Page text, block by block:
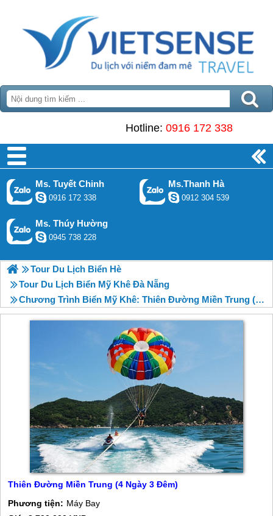
Hotline: 0916 172 338
Ms. Tuyết Chinh
0916 172 338
Ms.Thanh Hà
0912 304 539
Ms. Thúy Hường
0945 738 228
Tour Du Lịch Biển Hè
Tour Du Lịch Biển Mỹ Khê Đà Nẵng
Chương Trình Biển Mỹ Khê: Thiên Đường Miền Trung (4 Ngày 3 Đêm)
Thiên Đường Miền Trung (4 Ngày 3 Đêm)
Phương tiện: Máy Bay